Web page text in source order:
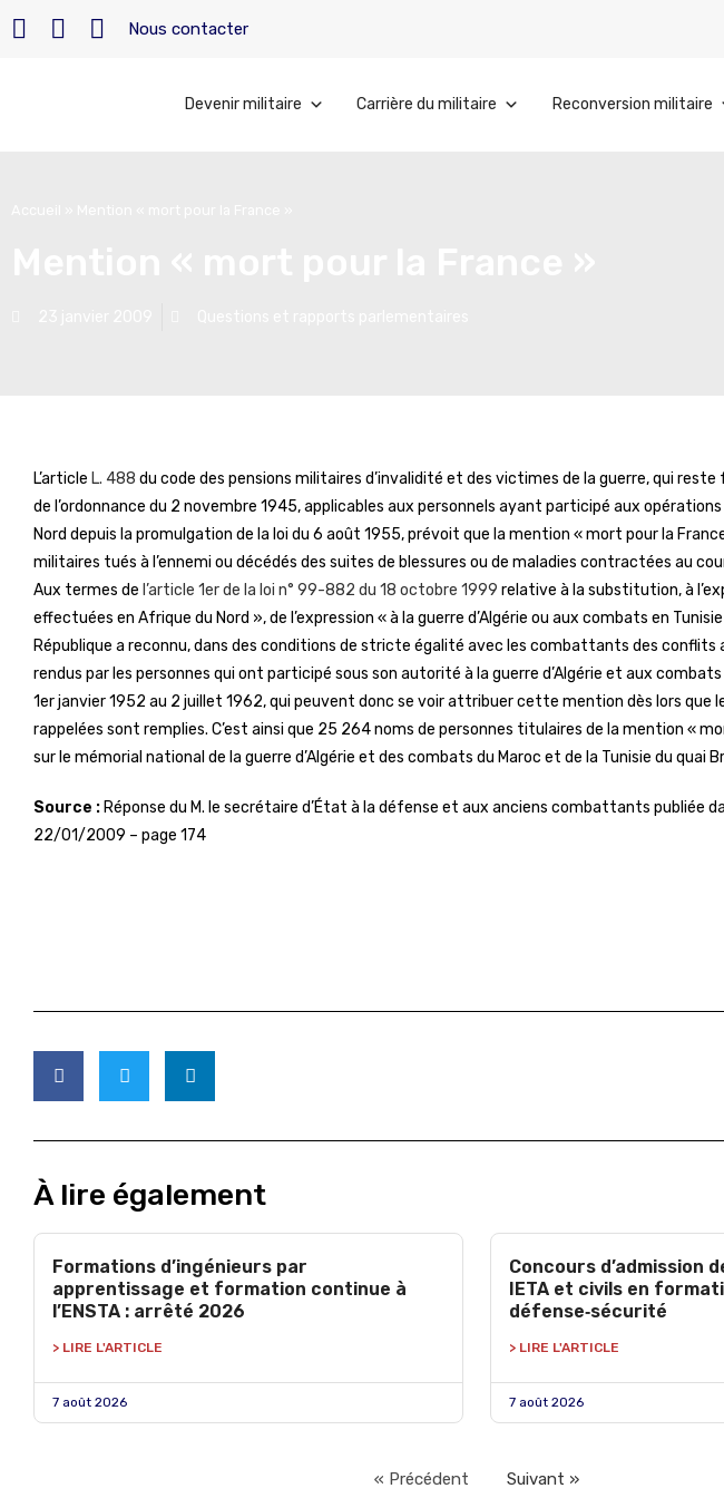
Nous contacter
Devenir militaire Carrière du militaire Reconversion militaire
L’article L. 488 du code des pensions militaires d’invalidité et des victimes de la guerre, qui reste
de l’ordonnance du 2 novembre 1945, applicables aux personnels ayant participé aux
Nord depuis la promulgation de la loi du 6 août 1955, prévoit que la mention « mort pour la
militaires tués à l’ennemi ou décédés des suites de blessures ou de maladies contractées au
Aux termes de l’article 1er de la loi n° 99-882 du 18 octobre 1999 relative à la substitution, à
effectuées en Afrique du Nord », de l’expression « à la guerre d’Algérie ou aux combats en
République a reconnu, dans des conditions de stricte égalité avec les combattants des conflits
rendus par les personnes qui ont participé sous son autorité à la guerre d’Algérie et aux
1er janvier 1952 au 2 juillet 1962, qui peuvent donc se voir attribuer cette mention dès lors que
rappelées sont remplies. C’est ainsi que 25 264 noms de personnes titulaires de la mention «
sur le mémorial national de la guerre d’Algérie et des combats du Maroc et de la Tunisie du quai
Source : Réponse du M. le secrétaire d’État à la défense et aux anciens combattants publiée
22/01/2009 – page 174
À lire également
Formations d’ingénieurs par
apprentissage et formation continue à
l’ENSTA : arrêté 2026
> LIRE L'ARTICLE
7 août 2026
Concours d’admission
IETA et civils en
défense‑sécurité
> LIRE L'ARTICLE
7 août 2026
« Précédent Suivant »